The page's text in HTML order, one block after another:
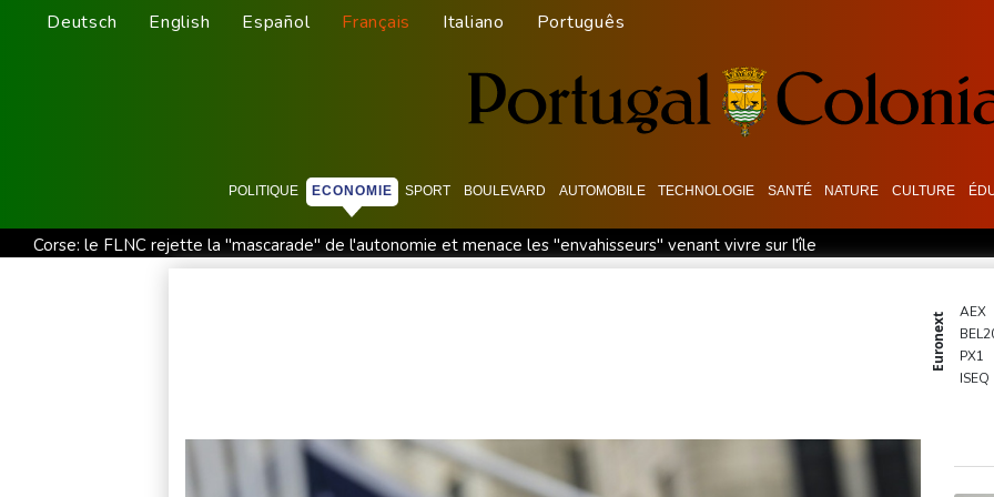
Deutsch English Español Français Italiano Português
POLITIQUE ECONOMIE SPORT BOULEVARD AUTOMOBILE TECHNOLOGIE SANTÉ NATURE CULTURE
Corse: le FLNC rejette la "mascarade" de l'autonomie et menace les "envahisseurs" venant vivre sur l'île
Guatemala: fin
Paris vole vers des Everests boursiers en attendant un
Meta se lance sur le marché des logiciels écrits par
Euronext AEX
PX1
ISEQ